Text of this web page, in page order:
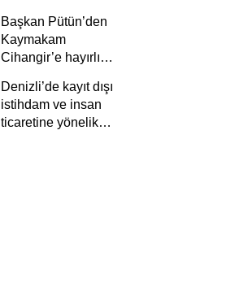
Başkan Pütün’den
Kaymakam
Cihangir’e hayırlı
Denizli’de kayıt dışı
istihdam ve insan
ticaretine yönelik